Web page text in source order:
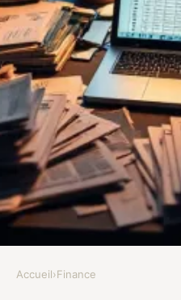
Accueil›Finance